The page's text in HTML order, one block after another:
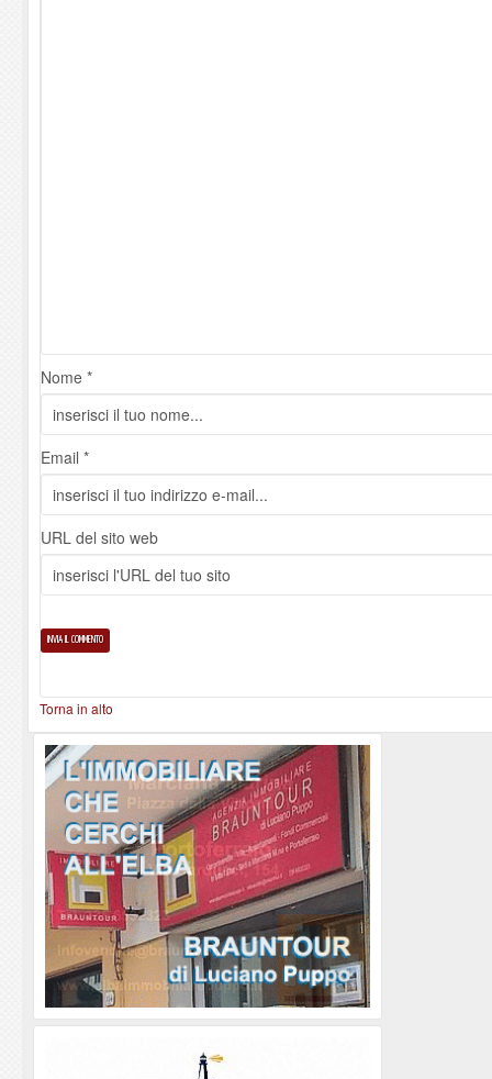
Nome *
Email *
URL del sito web
Torna in alto